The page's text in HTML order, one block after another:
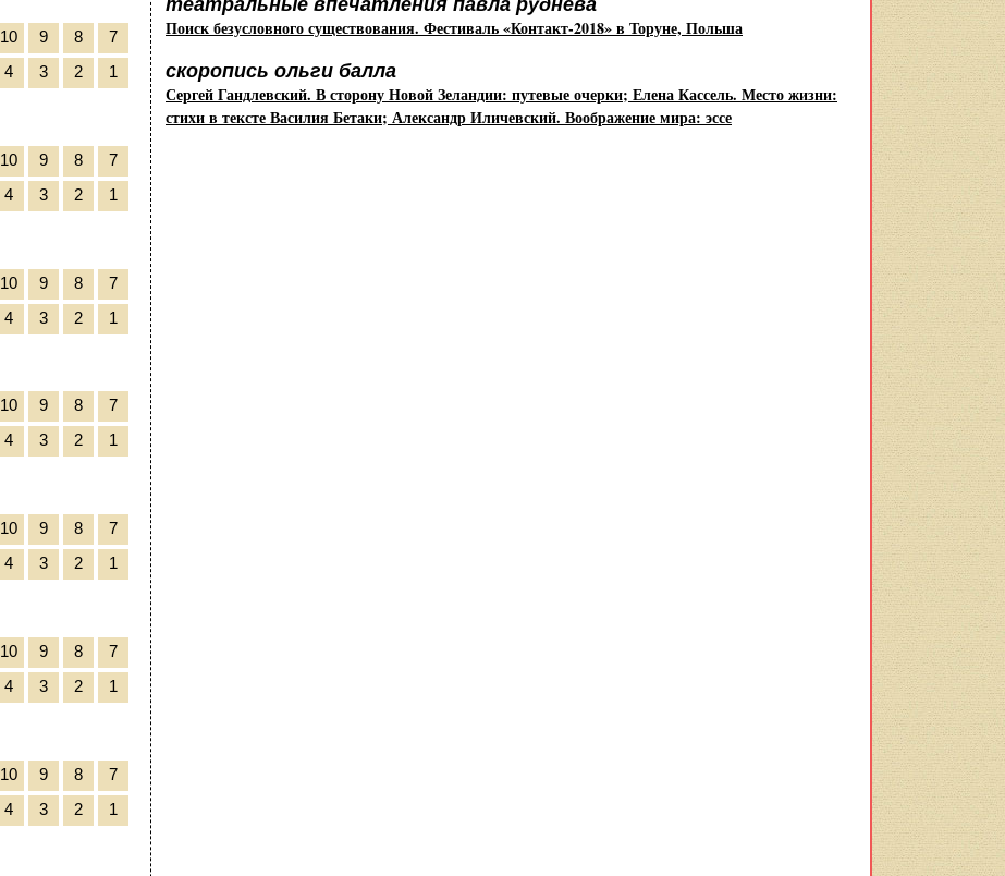
10 9 8
7
4 3 2 1
10 9 8
7
4 3 2 1
10 9 8
7
4 3 2 1
10 9 8
7
4 3 2 1
10 9 8
7
4 3 2 1
10 9 8
7
4 3 2 1
10 9 8
7
4 3 2 1
Поиск безусловного существования. Фестиваль «Контакт-2018» в Торуне, Польша
скоропись ольги балла
Сергей Гандлевский. В сторону Новой Зеландии: путевые очерки; Елена Кассель. Место жизни:
стихи в тексте Василия Бетаки; Александр Иличевский. Воображение мира: эссе